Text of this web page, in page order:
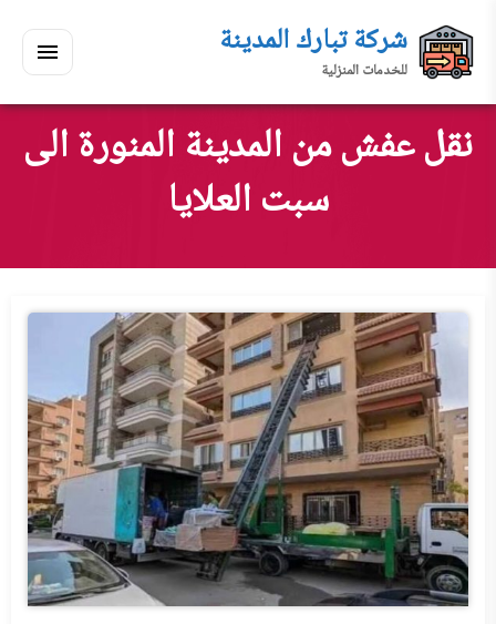
إلى
المحتوى
القائمة
شركة تبارك المدينة
للخدمات المنزلية
ابحث
في
مسكنك
ابحث
نقل عفش من المدينة المنورة الى
سبت العلايا